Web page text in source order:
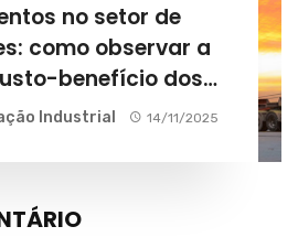
no setor de
como observar a
benefício dos
Industrial 14/11/2025